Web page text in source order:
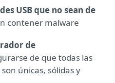
USB que no sean de
contener malware
de
de que todas las
únicas, sólidas y